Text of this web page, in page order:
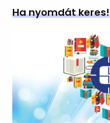
Ha nyomdát keres!